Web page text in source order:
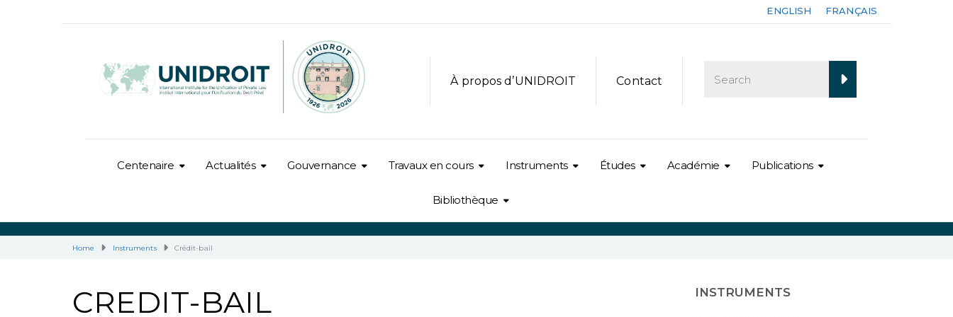
ENGLISH FRANÇAIS
À propos d’UNIDROIT Contact
Centenaire Actualités Gouvernance Travaux en cours Instruments Études Académie Publications
Bibliothèque
Home Instruments Crédit-bail
CREDIT-BAIL INSTRUMENTS